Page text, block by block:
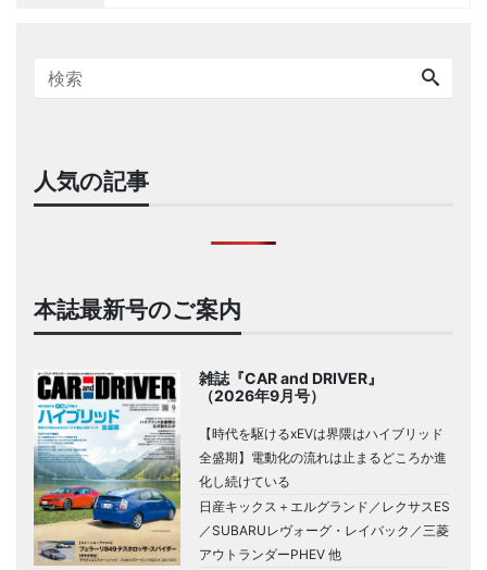
人気の記事
本誌最新号のご案内
雑誌『CAR and DRIVER』
（2026年9月号）
【時代を駆けるxEVは界隈はハイブリッド
全盛期】電動化の流れは止まるどころか進
化し続けている
日産キックス＋エルグランド／レクサスES
／SUBARUレヴォーグ・レイバック／三菱
アウトランダーPHEV 他